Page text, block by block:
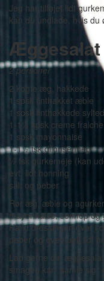
Jeg har tilføjet lidt
kan du undlade, hvis du
2 personer
2 kogte æg, hakkede
1 spsk finthakket æble
1 spsk finthakkede
1-1½ spsk creme fraiche
1 spsk mayonnaise
1-1½ tsk dijonsennep
½ tsk gurkemeje (kan
evt. lidt honning
salt og peber
Rør æg, æble og
mayonnaise, sennep
Hæld dressingen over i
peber og eventuelt lidt
Lad gerne din
smagen kan ‘samle